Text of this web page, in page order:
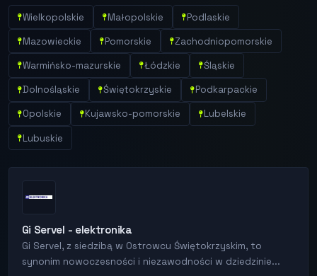
Wielkopolskie Małopolskie Podlaskie
Mazowieckie Pomorskie Zachodniopomorskie
Warmińsko-mazurskie Łódzkie Śląskie
Dolnośląskie Świętokrzyskie Podkarpackie
Opolskie Kujawsko-pomorskie Lubelskie
Lubuskie
Gi Servel - elektronika
Gi Servel, z siedzibą w Ostrowcu Świętokrzyskim, to
synonim nowoczesności i niezawodności w dziedzinie...